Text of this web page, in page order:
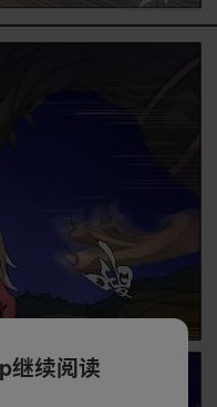
继续阅读